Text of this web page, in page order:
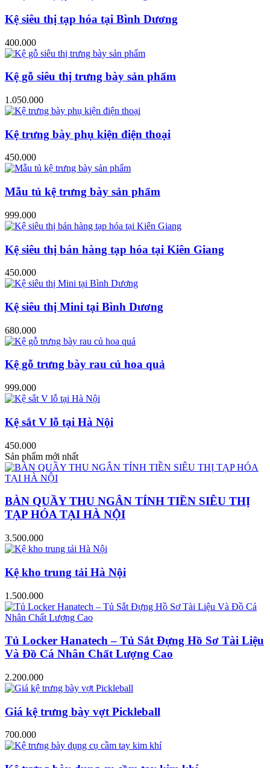
Kệ siêu thị tạp hóa tại Bình Dương
400.000
Kệ gỗ siêu thị trưng bày sản phẩm
1.050.000
Kệ trưng bày phụ kiện điện thoại
450.000
Mẫu tủ kệ trưng bày sản phẩm
999.000
Kệ siêu thị bán hàng tạp hóa tại Kiên Giang
450.000
Kệ siêu thị Mini tại Bình Dương
680.000
Kệ gỗ trưng bày rau củ hoa quả
999.000
Kệ sắt V lỗ tại Hà Nội
450.000
Sản phẩm mới nhất
BÀN QUẦY THU NGÂN TÍNH TIỀN SIÊU THỊ
TẠP HÓA TẠI HÀ NỘI
3.500.000
Kệ kho trung tải Hà Nội
1.500.000
Tủ Locker Hanatech – Tủ Sắt Đựng Hồ Sơ Tài Liệu
Và Đồ Cá Nhân Chất Lượng Cao
2.200.000
Giá kệ trưng bày vợt Pickleball
700.000